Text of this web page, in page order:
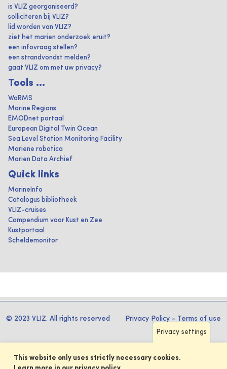
is VLIZ georganiseerd?
solliciteren bij VLIZ?
lid worden van VLIZ?
ziet het marien onderzoek eruit?
een infovraag stellen?
een strandvondst melden?
gaat VLIZ om met uw privacy?
Tools ...
WoRMS
Marine Regions
EMODnet portaal
European Digital Twin Ocean
Sea Level Station Monitoring Facility
Mariene robotica
Marien Data Archief
Quick links
MarineInfo
Catalogus bibliotheek
VLIZ-cruises
Compendium voor Kust en Zee
Kustportaal
Scheldemonitor
© 2023 VLIZ. All rights reserved Privacy Policy - Terms of use
Privacy settings
This website only uses strictly necessary cookies.